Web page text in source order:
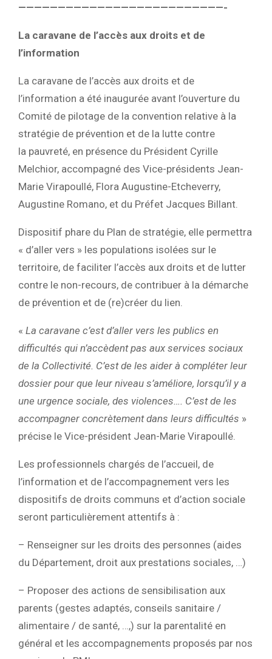
——————————————————————————-
La caravane de l’accès aux droits et de
l’information
La caravane de l’accès aux droits et de
l’information a été inaugurée avant l’ouverture du
Comité de pilotage de la convention relative à la
stratégie de prévention et de la lutte contre
la pauvreté, en présence du Président Cyrille
Melchior, accompagné des Vice-présidents Jean-
Marie Virapoullé, Flora Augustine-Etcheverry,
Augustine Romano, et du Préfet Jacques Billant.
Dispositif phare du Plan de stratégie, elle permettra
« d’aller vers » les populations isolées sur le
territoire, de faciliter l’accès aux droits et de lutter
contre le non-recours, de contribuer à la démarche
de prévention et de (re)créer du lien.
« La caravane c’est d’aller vers les publics en
difficultés qui n’accèdent pas aux services sociaux
de la Collectivité. C’est de les aider à compléter leur
dossier pour que leur niveau s’améliore, lorsqu’il y a
une urgence sociale, des violences…. C’est de les
accompagner concrètement dans leurs difficultés »
précise le Vice-président Jean-Marie Virapoullé.
Les professionnels chargés de l’accueil, de
l’information et de l’accompagnement vers les
dispositifs de droits communs et d’action sociale
seront particulièrement attentifs à :
– Renseigner sur les droits des personnes (aides
du Département, droit aux prestations sociales, …)
– Proposer des actions de sensibilisation aux
parents (gestes adaptés, conseils sanitaire /
alimentaire / de santé, …,) sur la parentalité en
général et les accompagnements proposés par nos